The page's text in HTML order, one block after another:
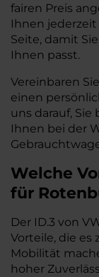
fairen Preis
Ihnen
Seite, damit
Ihnen passt.
Vereinbaren
einen
uns darauf,
Ihnen bei der
Welche
für
Der ID.3 von
Vorteile, die es
Mobilität
hoher